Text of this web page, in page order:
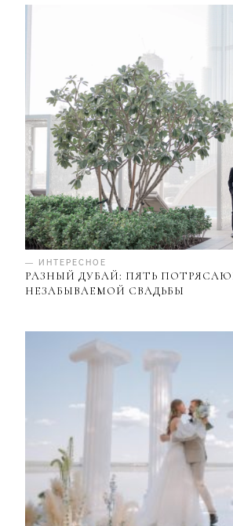
— ИНТЕРЕСНОЕ
РАЗНЫЙ ДУБАЙ: ПЯТЬ
НЕЗАБЫВАЕМОЙ СВАДЬБЫ